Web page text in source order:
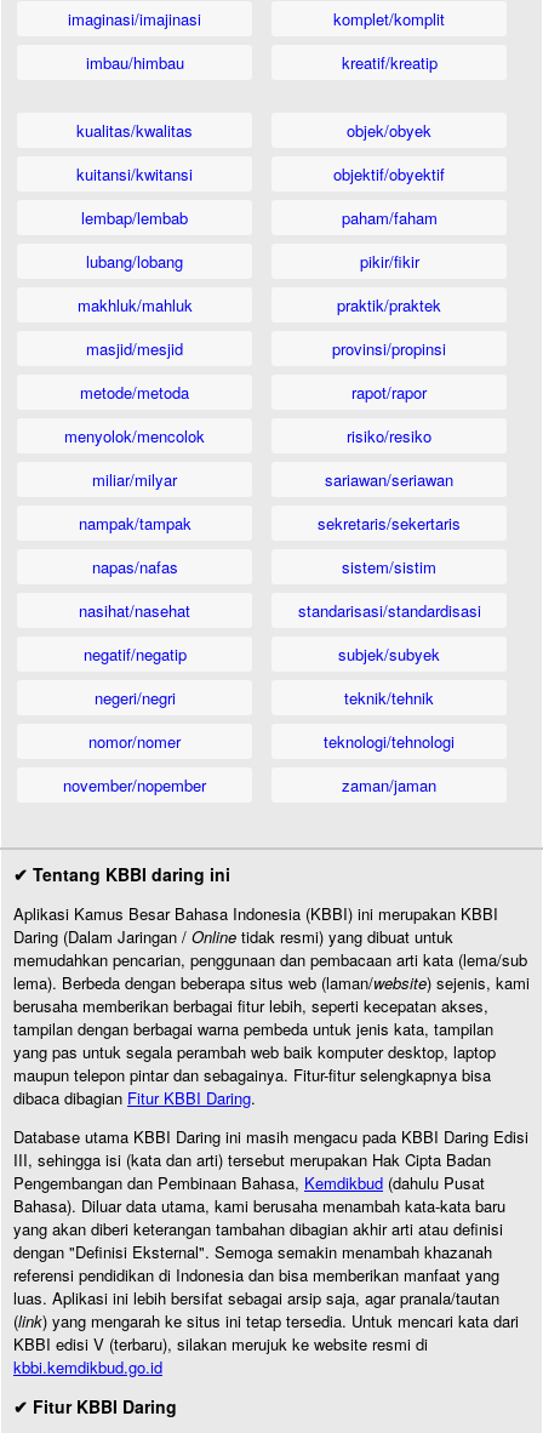
imaginasi/imajinasi
imbau/himbau
komplet/komplit
kreatif/kreatip
kualitas/kwalitas
kuitansi/kwitansi
lembap/lembab
lubang/lobang
makhluk/mahluk
masjid/mesjid
metode/metoda
menyolok/mencolok
miliar/milyar
nampak/tampak
napas/nafas
nasihat/nasehat
negatif/negatip
negeri/negri
nomor/nomer
november/nopember
objek/obyek
objektif/obyektif
paham/faham
pikir/fikir
praktik/praktek
provinsi/propinsi
rapot/rapor
risiko/resiko
sariawan/seriawan
sekretaris/sekertaris
sistem/sistim
standarisasi/standardisasi
subjek/subyek
teknik/tehnik
teknologi/tehnologi
zaman/jaman
✔ Tentang KBBI daring ini
Aplikasi Kamus Besar Bahasa Indonesia (KBBI) ini merupakan KBBI
Daring (Dalam Jaringan / Online tidak resmi) yang dibuat untuk
memudahkan pencarian, penggunaan dan pembacaan arti kata (lema/sub
lema). Berbeda dengan beberapa situs web (laman/website) sejenis, kami
berusaha memberikan berbagai fitur lebih, seperti kecepatan akses,
tampilan dengan berbagai warna pembeda untuk jenis kata, tampilan
yang pas untuk segala perambah web baik komputer desktop, laptop
maupun telepon pintar dan sebagainya. Fitur-fitur selengkapnya bisa
dibaca dibagian Fitur KBBI Daring.
Database utama KBBI Daring ini masih mengacu pada KBBI Daring Edisi
III, sehingga isi (kata dan arti) tersebut merupakan Hak Cipta Badan
Pengembangan dan Pembinaan Bahasa, Kemdikbud (dahulu Pusat
Bahasa). Diluar data utama, kami berusaha menambah kata-kata baru
yang akan diberi keterangan tambahan dibagian akhir arti atau definisi
dengan "Definisi Eksternal". Semoga semakin menambah khazanah
referensi pendidikan di Indonesia dan bisa memberikan manfaat yang
luas. Aplikasi ini lebih bersifat sebagai arsip saja, agar pranala/tautan
(link) yang mengarah ke situs ini tetap tersedia. Untuk mencari kata dari
KBBI edisi V (terbaru), silakan merujuk ke website resmi di
kbbi.kemdikbud.go.id
✔ Fitur KBBI Daring